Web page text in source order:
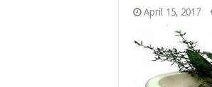
April 15, 2017